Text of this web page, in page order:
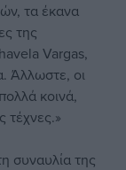
τα έκανα
της
Vargas,
Άλλωστε, οι
κοινά,
τέχνες.»
συναυλία της